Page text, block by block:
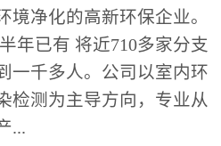
境净化的高新环保企业。
年已有 将近710多家分支
一千多人。公司以室内环
检测为主导方向，专业从
...